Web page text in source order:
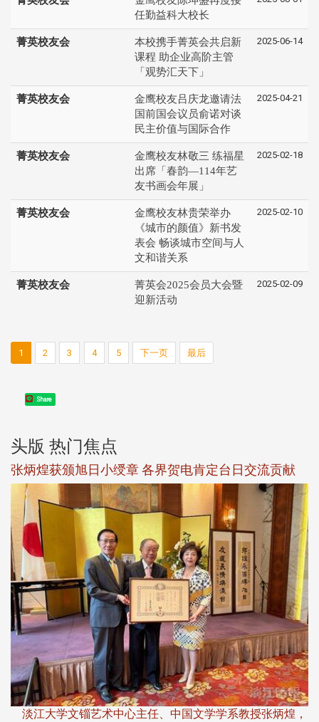
任勤益科大校长
菁英校友会
本校携手菁英会共启新
课程 助企业高阶主管
「观势汇天下」
2025-06-14
菁英校友会
金鹰校友吕庆龙邀请法
国前国会议员俞诺对谈
民主价值与国际合作
2025-04-21
菁英校友会
金鹰校友林敬三 练福星
出席「春韵—114年艺
友书画会年展」
2025-02-18
菁英校友会
金鹰校友林贵荣举办
《城市的颜值》新书发
表会 畅谈城市空间与人
文和谐关系
2025-02-10
菁英校友会
菁英会2025会员大会暨
迎新活动
2025-02-09
1 2 3 4 5 下一页 最后
Share
头版 热门焦点
张炳煌获颁旭日小绶章 各界贺电肯定台日交流贡献
淡江大学文锱艺术中心主任、中国文学学系教授张炳煌，